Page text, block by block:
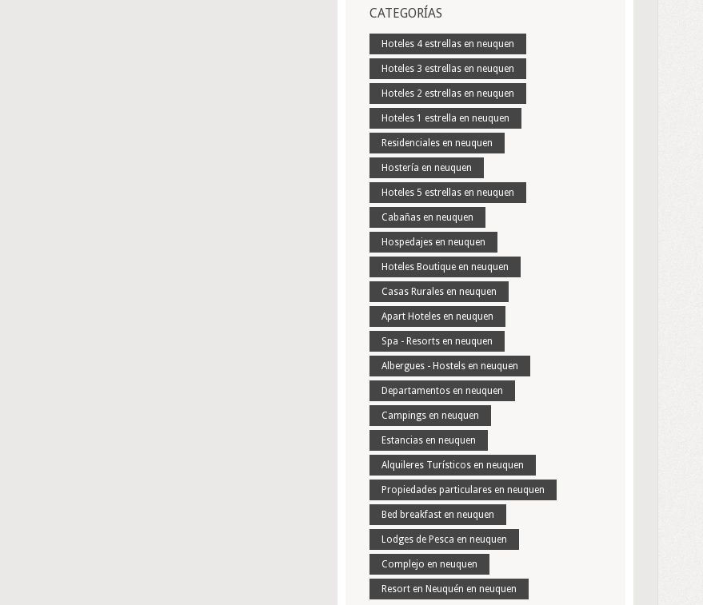
CATEGORÍAS
Hoteles 4 estrellas en neuquen
Hoteles 3 estrellas en neuquen
Hoteles 2 estrellas en neuquen
Hoteles 1 estrella en neuquen
Residenciales en neuquen
Hostería en neuquen
Hoteles 5 estrellas en neuquen
Cabañas en neuquen
Hospedajes en neuquen
Hoteles Boutique en neuquen
Casas Rurales en neuquen
Apart Hoteles en neuquen
Spa - Resorts en neuquen
Albergues - Hostels en neuquen
Departamentos en neuquen
Campings en neuquen
Estancias en neuquen
Alquileres Turísticos en neuquen
Propiedades particulares en neuquen
Bed breakfast en neuquen
Lodges de Pesca en neuquen
Complejo en neuquen
Resort en Neuquén en neuquen